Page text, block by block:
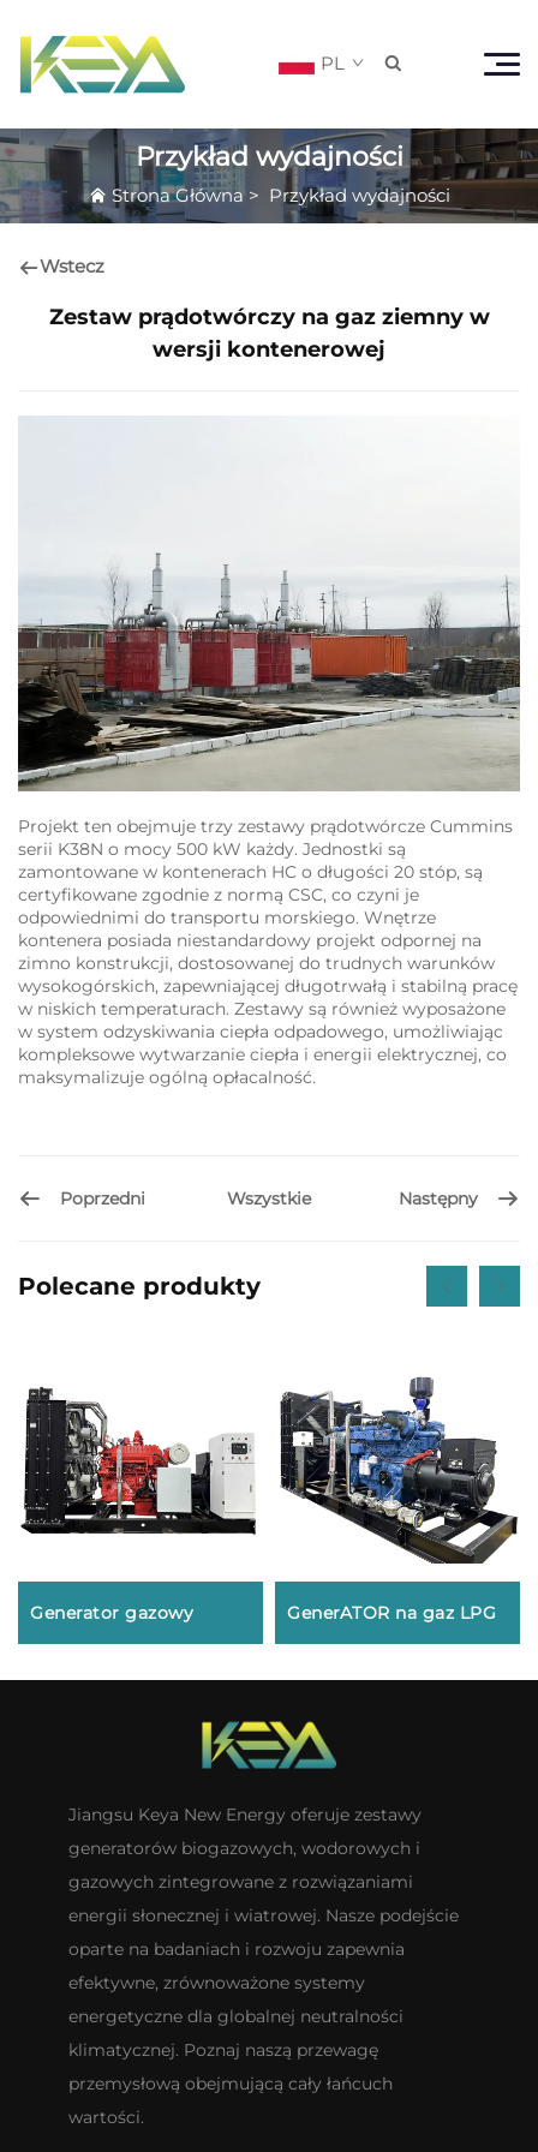
PL 
Przykład wydajności
Strona Główna> Przykład wydajności
Wstecz
Zestaw prądotwórczy na gaz ziemny w
wersji kontenerowej
Projekt ten obejmuje trzy zestawy prądotwórcze Cummins
serii K38N o mocy 500 kW każdy. Jednostki są
zamontowane w kontenerach HC o długości 20 stóp, są
certyfikowane zgodnie z normą CSC, co czyni je
odpowiednimi do transportu morskiego. Wnętrze
kontenera posiada niestandardowy projekt odpornej na
zimno konstrukcji, dostosowanej do trudnych warunków
wysokogórskich, zapewniającej długotrwałą i stabilną pracę
w niskich temperaturach. Zestawy są również wyposażone
w system odzyskiwania ciepła odpadowego, umożliwiając
kompleksowe wytwarzanie ciepła i energii elektrycznej, co
maksymalizuje ogólną opłacalność.
Poprzedni Wszystkie Następny
Polecane produkty
Generator gazowy GenerATOR na gaz LPG
Jiangsu Keya New Energy oferuje zestawy
generatorów biogazowych, wodorowych i
gazowych zintegrowane z rozwiązaniami
energii słonecznej i wiatrowej. Nasze podejście
oparte na badaniach i rozwoju zapewnia
efektywne, zrównoważone systemy
energetyczne dla globalnej neutralności
klimatycznej. Poznaj naszą przewagę
przemysłową obejmującą cały łańcuch
wartości.